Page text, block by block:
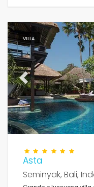
VILLA
Previous
Asta
Seminyak, Bali,